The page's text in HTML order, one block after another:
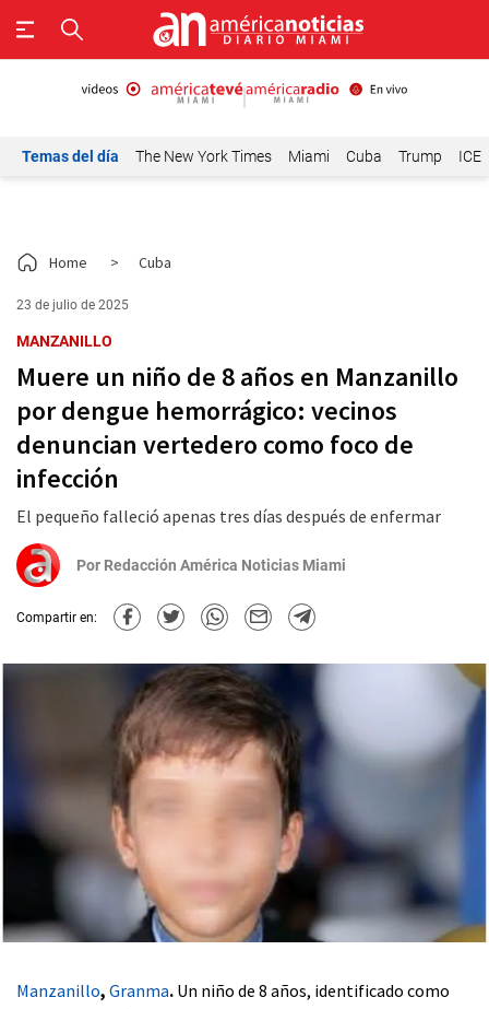
Temas del día The New York Times Miami Cuba Trump ICE
Home > Cuba
23 de julio de 2025
MANZANILLO
Muere un niño de 8 años en Manzanillo
por dengue hemorrágico: vecinos
denuncian vertedero como foco de
infección
El pequeño falleció apenas tres días después de enfermar
Por Redacción América Noticias Miami
Compartir en:
Manzanillo, Granma. Un niño de 8 años, identificado como